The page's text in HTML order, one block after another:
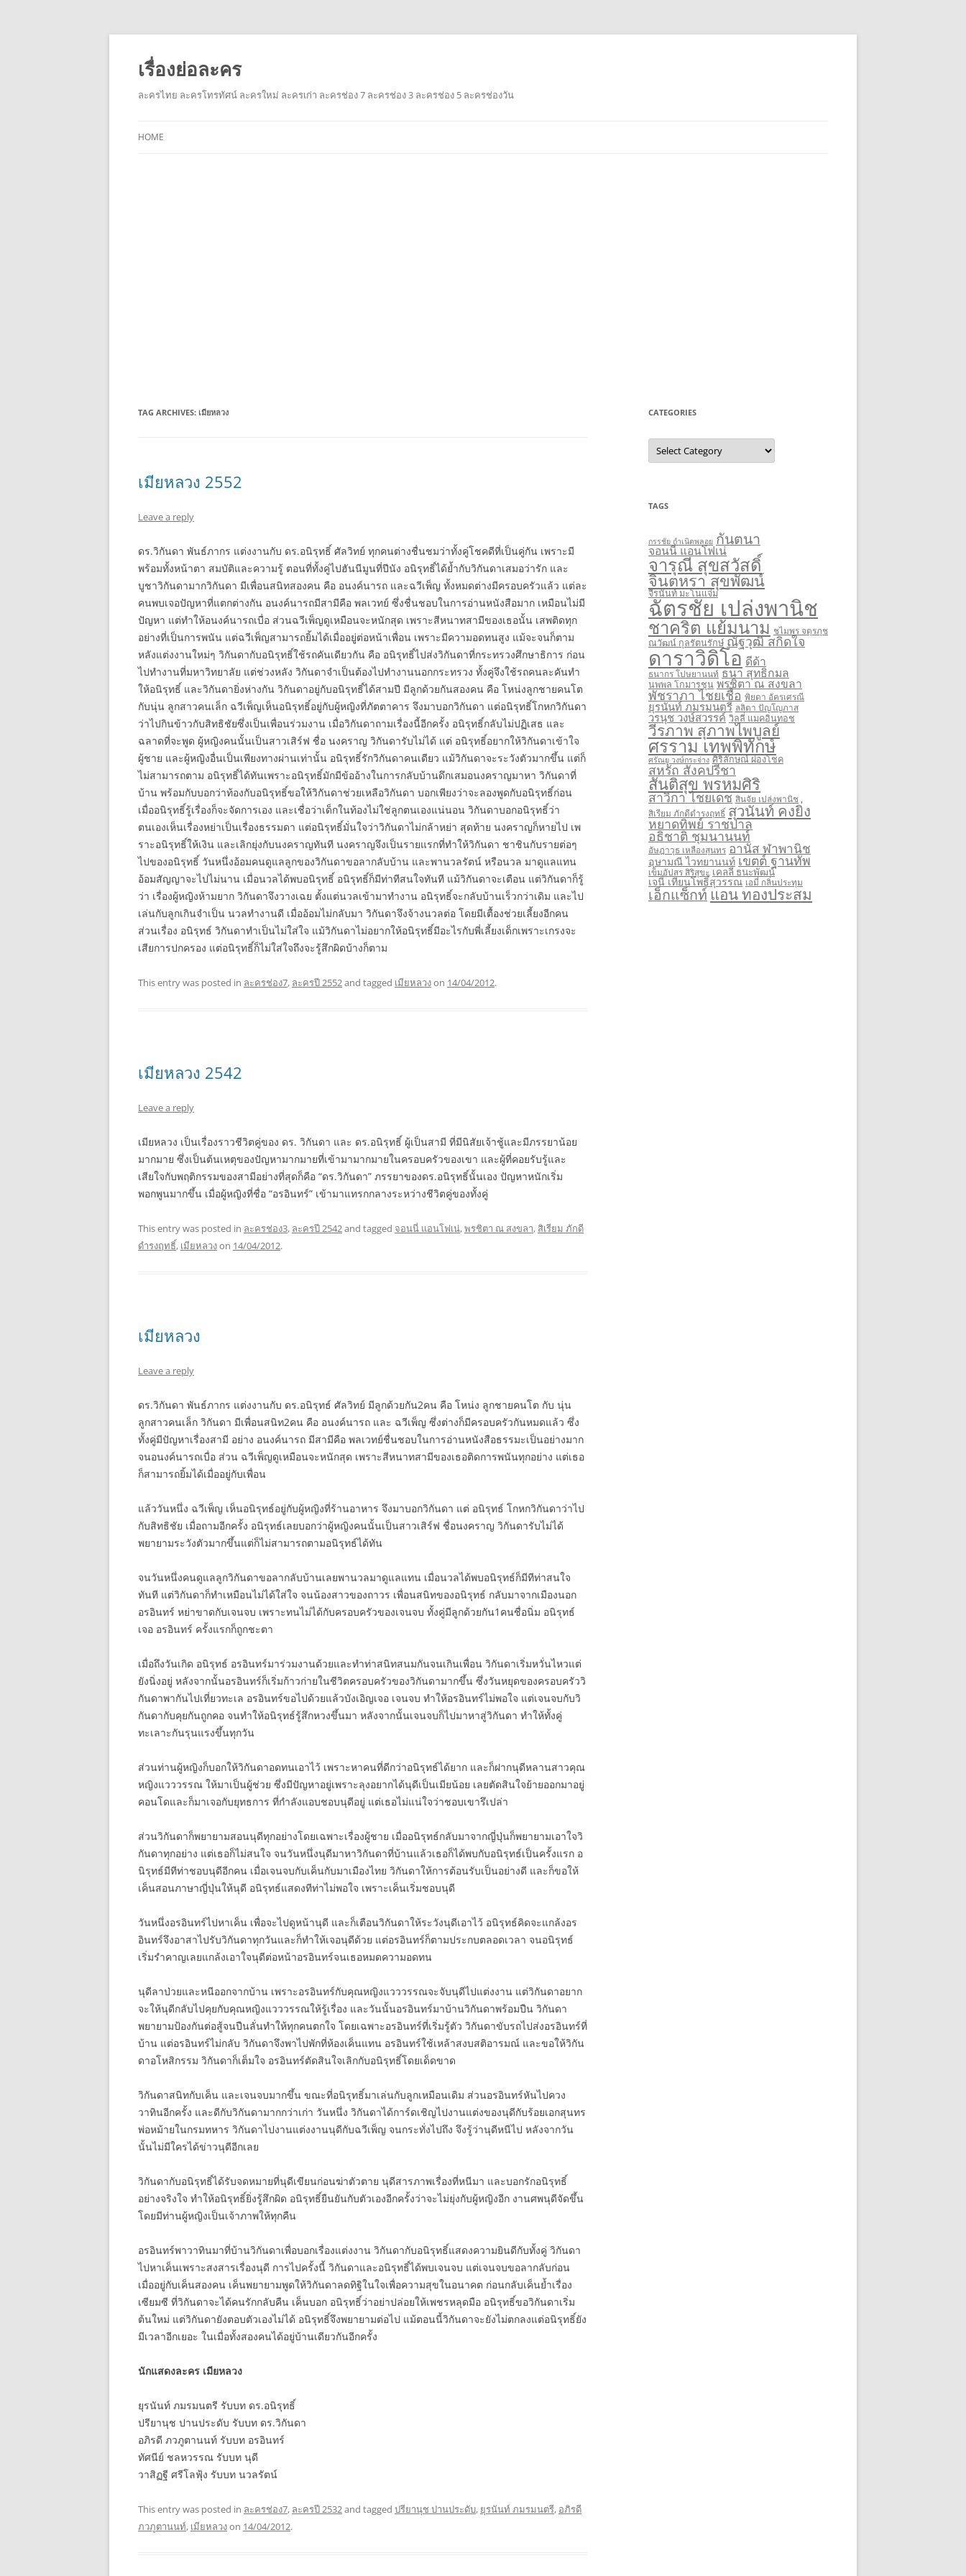
เรื่องย่อละคร
ละครไทย ละครโทรทัศน์ ละครใหม่ ละครเก่า ละครช่อง 7 ละครช่อง 3 ละครช่อง 5 ละครช่องวัน
HOME
TAG ARCHIVES: เมียหลวง
เมียหลวง 2552
Leave a reply
ดร.วิกันดา พันธ์ภากร แต่งงานกับ ดร.อนิรุทธิ์ ศัลวิทย์ ทุกคนต่างชื่นชมว่าทั้งคู่โชคดีที่เป็นคู่กัน เพราะมี
พร้อมทั้งหน้าตา สมบัติและความรู้ ตอนที่ทั้งคู่ไปฮันนีมูนที่ปีนัง อนิรุทธิ์ได้ย้ำกับวิกันดาเสมอว่ารัก และ
บูชาวิกันดามากวิกันดา มีเพื่อนสนิทสองคน คือ อนงค์นารถ และฉวีเพ็ญ ทั้งหมดต่างมีครอบครัวแล้ว แต่ละ
คนพบเจอปัญหาที่แตกต่างกัน อนงค์นารถมีสามีคือ พลเวทย์ ซึ่งชื่นชอบในการอ่านหนังสือมาก เหมือนไม่มี
ปัญหา แต่ทำให้อนงค์นารถเบื่อ ส่วนฉวีเพ็ญดูเหมือนจะหนักสุด เพราะสีหนาทสามีของเธอนั้น เสพติดทุก
อย่างที่เป็นการพนัน แต่ฉวีเพ็ญสามารถยิ้มได้เมื่ออยู่ต่อหน้าเพื่อน เพราะมีความอดทนสูง แม้จะจนก็ตาม
หลังแต่งงานใหม่ๆ วิกันดากับอนิรุทธิ์ใช้รถคันเดียวกัน คือ อนิรุทธิ์ไปส่งวิกันดาที่กระทรวงศึกษาธิการ ก่อน
ไปทำงานที่มหาวิทยาลัย แต่ช่วงหลัง วิกันดาจำเป็นต้องไปทำงานนอกกระทรวง ทั้งคู่จึงใช้รถคนละคันทำ
ให้อนิรุทธิ์ และวิกันดายิ่งห่างกัน วิกันดาอยู่กับอนิรุทธิ์ได้สามปี มีลูกด้วยกันสองคน คือ โหน่งลูกชายคนโต
กับนุ่น ลูกสาวคนเล็ก ฉวีเพ็ญเห็นอนิรุทธิ์อยู่กับผู้หญิงที่ภัตตาคาร จึงมาบอกวิกันดา แต่อนิรุทธิ์โกหกวิกันดา
ว่าไปกินข้าวกับสิทธิชัยซึ่งเป็นเพื่อนร่วมงาน เมื่อวิกันดาถามเรื่องนี้อีกครั้ง อนิรุทธิ์กลับไม่ปฏิเสธ และ
ฉลาดที่จะพูด ผู้หญิงคนนั้นเป็นสาวเสิร์ฟ ชื่อ นงคราญ วิกันดารับไม่ได้ แต่ อนิรุทธิ์อยากให้วิกันดาเข้าใจ
ผู้ชาย และผู้หญิงอื่นเป็นเพียงทางผ่านเท่านั้น อนิรุทธิ์รักวิกันดาคนเดียว แม้วิกันดาจะระวังตัวมากขึ้น แต่ก็
ไม่สามารถตาม อนิรุทธิ์ได้ทันเพราะอนิรุทธิ์มักมีข้ออ้างในการกลับบ้านดึกเสมอนงคราญมาหา วิกันดาที่
บ้าน พร้อมกับบอกว่าท้องกับอนิรุทธิ์ขอให้วิกันดาช่วยเหลือวิกันดา บอกเพียงว่าจะลองพูดกับอนิรุทธิ์ก่อน
เมื่ออนิรุทธิ์รู้เรื่องก็จะจัดการเอง และเชื่อว่าเด็กในท้องไม่ใช่ลูกตนเองแน่นอน วิกันดาบอกอนิรุทธิ์ว่า
ตนเองเห็นเรื่องหย่าเป็นเรื่องธรรมดา แต่อนิรุทธิ์มั่นใจว่าวิกันดาไม่กล้าหย่า สุดท้าย นงคราญก็หายไป เพ
ราะอนิรุทธิ์ให้เงิน และเลิกยุ่งกับนงคราญทันที นงคราญจึงเป็นรายแรกที่ทำให้วิกันดา ชาชินกับรายต่อๆ
ไปของอนิรุทธิ์ วันหนึ่งอ้อมคนดูแลลูกของวิกันดาขอลากลับบ้าน และพานวลรัตน์ หรือนวล มาดูแลแทน
อ้อมสัญญาจะไปไม่นาน เมื่อนวลได้พบอนิรุทธิ์ อนิรุทธิ์ก็มีท่าทีสนใจทันที แม้วิกันดาจะเตือน แต่วิกันดาก็รู้
ว่า เรื่องผู้หญิงห้ามยาก วิกันดาจึงวางเฉย ตั้งแต่นวลเข้ามาทำงาน อนิรุทธิ์จะกลับบ้านเร็วกว่าเดิม และไป
เล่นกับลูกเกินจำเป็น นวลทำงานดี เมื่ออ้อมไม่กลับมา วิกันดาจึงจ้างนวลต่อ โดยมีเตื้องช่วยเลี้ยงอีกคน
ส่วนเรื่อง อนิรุทธ์ วิกันดาทำเป็นไม่ใส่ใจ แม้วิกันดาไม่อยากให้อนิรุทธิ์มีอะไรกับพี่เลี้ยงเด็กเพราะเกรงจะ
เสียการปกครอง แต่อนิรุทธิ์ก็ไม่ใส่ใจถึงจะรู้สึกผิดบ้างก็ตาม
This entry was posted in ละครช่อง7, ละครปี 2552and tagged เมียหลวงon 14/04/2012.
เมียหลวง 2542
Leave a reply
เมียหลวง เป็นเรื่องราวชีวิตคู่ของ ดร. วิกันดา และ ดร.อนิรุทธิ์ ผู้เป็นสามี ที่มีนิสัยเจ้าชู้และมีภรรยาน้อย
มากมาย ซึ่งเป็นต้นเหตุของปัญหามากมายที่เข้ามามากมายในครอบครัวของเขา และผู้ที่คอยรับรู้และ
เสียใจกับพฤติกรรมของสามีอย่างที่สุดก็คือ “ดร.วิกันดา” ภรรยาของดร.อนิรุทธิ์นั้นเอง ปัญหาหนักเริ่ม
พอกพูนมากขึ้น เมื่อผู้หญิงที่ชื่อ “อรอินทร์” เข้ามาแทรกกลางระหว่างชีวิตคู่ของทั้งคู่
This entry was posted in ละครช่อง3, ละครปี 2542and tagged จอนนี่ แอนโฟเน่,พรชิตา ณ สงขลา, สิเรียม ภักดี
ดำรงฤทธิ์, เมียหลวงon 14/04/2012.
เมียหลวง
Leave a reply
ดร.วิกันดา พันธ์ภากร แต่งงานกับ ดร.อนิรุทธ์ ศัลวิทย์ มีลูกด้วยกัน2คน คือ โหน่ง ลูกชายคนโต กับ นุ่น
ลูกสาวคนเล็ก วิกันดา มีเพื่อนสนิท2คน คือ อนงค์นารถ และ ฉวีเพ็ญ ซึ่งต่างก็มีครอบครัวกันหมดแล้ว ซึ่ง
ทั้งคู่มีปัญหาเรื่องสามี อย่าง อนงค์นารถ มีสามีคือ พลเวทย์ชื่นชอบในการอ่านหนังสือธรรมะเป็นอย่างมาก
จนอนงค์นารถเบื่อ ส่วน ฉวีเพ็ญดูเหมือนจะหนักสุด เพราะสีหนาทสามีของเธอติดการพนันทุกอย่าง แต่เธอ
ก็สามารถยิ้มได้เมื่ออยู่กับเพื่อน
แล้ววันหนึ่ง ฉวีเพ็ญ เห็นอนิรุทธ์อยู่กับผู้หญิงที่ร้านอาหาร จึงมาบอกวิกันดา แต่ อนิรุทธ์ โกหกวิกันดาว่าไป
กับสิทธิชัย เมื่อถามอีกครั้ง อนิรุทธ์เลยบอกว่าผู้หญิงคนนั้นเป็นสาวเสิร์ฟ ชื่อนงคราญ วิกันดารับไม่ได้
พยายามระวังตัวมากขึ้นแต่ก็ไม่สามารถตามอนิรุทธ์ได้ทัน
จนวันหนึ่งคนดูแลลูกวิกันดาขอลากลับบ้านเลยพานวลมาดูแลแทน เมื่อนวลได้พบอนิรุทธ์ก็มีทีท่าสนใจ
ทันที แต่วิกันดาก็ทำเหมือนไม่ได้ใส่ใจ จนน้องสาวของถาวร เพื่อนสนิทของอนิรุทธ์ กลับมาจากเมืองนอก
อรอินทร์ หย่าขาดกับเจนจบ เพราะทนไม่ได้กับครอบครัวของเจนจบ ทั้งคู่มีลูกด้วยกัน1คนชื่อนิ่ม อนิรุทธ์
เจอ อรอินทร์ ครั้งแรกก็ถูกชะตา
เมื่อถึงวันเกิด อนิรุทธ์ อรอินทร์มาร่วมงานด้วยและทำท่าสนิทสนมกันจนเกินเพื่อน วิกันดาเริ่มหวั่นไหวแต่
ยังนิ่งอยู่ หลังจากนั้นอรอินทร์ก็เริ่มก้าวก่ายในชีวิตครอบครัวของวิกันดามากขึ้น ซึ่งวันหยุดของครอบครัววิ
กันดาพากันไปเที่ยวทะเล อรอินทร์ขอไปด้วยแล้วบังเอิญเจอ เจนจบ ทำให้อรอินทร์ไม่พอใจ แต่เจนจบกับวิ
กันดากับคุยกันถูกคอ จนทำให้อนิรุทธ์รู้สึกหวงขึ้นมา หลังจากนั้นเจนจบก็ไปมาหาสู่วิกันดา ทำให้ทั้งคู่
ทะเลาะกันรุนแรงขึ้นทุกวัน
ส่วนท่านผู้หญิงก็บอกให้วิกันดาอดทนเอาไว้ เพราะหาคนที่ดีกว่าอนิรุทธ์ได้ยาก และก็ฝากนุดีหลานสาวคุณ
หญิงแวววรรณ ให้มาเป็นผู้ช่วย ซึ่งมีปัญหาอยู่เพราะลุงอยากได้นุดีเป็นเมียน้อย เลยตัดสินใจย้ายออกมาอยู่
คอนโดและก็มาเจอกับยุทธการ ที่กำลังแอบชอบนุดีอยู่ แต่เธอไม่แน่ใจว่าชอบเขารึเปล่า
ส่วนวิกันดาก็พยายามสอนนุดีทุกอย่างโดยเฉพาะเรื่องผู้ชาย เมื่ออนิรุทธ์กลับมาจากญี่ปุ่นก็พยายามเอาใจวิ
กันดาทุกอย่าง แต่เธอก็ไม่สนใจ จนวันหนึ่งนุดีมาหาวิกันดาที่บ้านแล้วเธอก็ได้พบกับอนิรุทธ์เป็นครั้งแรก อ
นิรุทธ์มีทีท่าชอบนุดีอีกคน เมื่อเจนจบกับเค็นกับมาเมืองไทย วิกันดาให้การต้อนรับเป็นอย่างดี และก็ขอให้
เค็นสอนภาษาญี่ปุ่นให้นุดี อนิรุทธ์แสดงทีท่าไม่พอใจ เพราะเค็นเริ่มชอบนุดี
วันหนึ่งอรอินทร์ไปหาเค็น เพื่อจะไปดูหน้านุดี และก็เตือนวิกันดาให้ระวังนุดีเอาไว้ อนิรุทธ์คิดจะแกล้งอร
อินทร์จึงอาสาไปรับวิกันดาทุกวันและก็ทำให้เจอนุดีด้วย แต่อรอินทร์ก็ตามประกบตลอดเวลา จนอนิรุทธ์
เริ่มรำคาญเลยแกล้งเอาใจนุดีต่อหน้าอรอินทร์จนเธอหมดความอดทน
นุดีลาป่วยและหนีออกจากบ้าน เพราะอรอินทร์กับคุณหญิงแวววรรณจะจับนุดีไปแต่งงาน แต่วิกันดาอยาก
จะให้นุดีกลับไปคุยกับคุณหญิงแวววรรณให้รู้เรื่อง และวันนั้นอรอินทร์มาบ้านวิกันดาพร้อมปืน วิกันดา
พยายามป้องกันต่อสู้จนปืนลั่นทำให้ทุกคนตกใจ โดยเฉพาะอรอินทร์ที่เริ่มรู้ตัว วิกันดาขับรถไปส่งอรอินทร์ที่
บ้าน แต่อรอินทร์ไม่กลับ วิกันดาจึงพาไปพักที่ห้องเค็นแทน อรอินทร์ใช้เหล้าสงบสติอารมณ์ และขอให้วิกัน
ดาอโหสิกรรม วิกันดาก็เต็มใจ อรอินทร์ตัดสินใจเลิกกับอนิรุทธิ์โดยเด็ดขาด
วิกันดาสนิทกับเค็น และเจนจบมากขึ้น ขณะที่อนิรุทธิ์มาเล่นกับลูกเหมือนเดิม ส่วนอรอินทร์หันไปควง
วาทินอีกครั้ง และดีกับวิกันดามากกว่าเก่า วันหนึ่ง วิกันดาได้การ์ดเชิญไปงานแต่งของนุดีกับร้อยเอกสุนทร
พ่อหม้ายในกรมทหาร วิกันดาไปงานแต่งงานนุดีกับฉวีเพ็ญ จนกระทั่งไปถึง จึงรู้ว่านุดีหนีไป หลังจากวัน
นั้นไม่มีใครได้ข่าวนุดีอีกเลย
วิกันดากับอนิรุทธิ์ได้รับจดหมายที่นุดีเขียนก่อนฆ่าตัวตาย นุดีสารภาพเรื่องที่หนีมา และบอกรักอนิรุทธิ์
อย่างจริงใจ ทำให้อนิรุทธิ์ยิ่งรู้สึกผิด อนิรุทธิ์ยืนยันกับตัวเองอีกครั้งว่าจะไม่ยุ่งกับผู้หญิงอีก งานศพนุดีจัดขึ้น
โดยมีท่านผู้หญิงเป็นเจ้าภาพให้ทุกคืน
อรอินทร์พาวาทินมาที่บ้านวิกันดาเพื่อบอกเรื่องแต่งงาน วิกันดากับอนิรุทธิ์แสดงความยินดีกับทั้งคู่ วิกันดา
ไปหาเค็นเพราะสงสารเรื่องนุดี การไปครั้งนี้ วิกันดาและอนิรุทธิ์ได้พบเจนจบ แต่เจนจบขอลากลับก่อน
เมื่ออยู่กับเค็นสองคน เค็นพยายามพูดให้วิกันดาลดทิฐิในใจเพื่อความสุขในอนาคต ก่อนกลับเค็นย้ำเรื่อง
เซียมซี ที่วิกันดาจะได้คนรักกลับคืน เค็นบอก อนิรุทธิ์ว่าอย่าปล่อยให้เพชรหลุดมือ อนิรุทธิ์ขอวิกันดาเริ่ม
ต้นใหม่ แต่วิกันดายังตอบตัวเองไม่ได้ อนิรุทธิ์จึงพยายามต่อไป แม้ตอนนี้วิกันดาจะยังไม่ตกลงแต่อนิรุทธิ์ยัง
มีเวลาอีกเยอะ ในเมื่อทั้งสองคนได้อยู่บ้านเดียวกันอีกครั้ง
นักแสดงละคร เมียหลวง
ยุรนันท์ ภมรมนตรี รับบท ดร.อนิรุทธิ์
ปรียานุช ปานประดับ รับบท ดร.วิกันดา
อภิรดี ภวภูตานนท์ รับบท อรอินทร์
ทัศนีย์ ชลหวรรณ รับบท นุดี
วาสิฏฐี ศรีโลฟุ้ง รับบท นวลรัตน์
This entry was posted in ละครช่อง7, ละครปี 2532and tagged ปรียานุช ปานประดับ, ยุรนันท์ ภมรมนตรี, อภิรดี
ภวภูตานนท์, เมียหลวงon 14/04/2012.
CATEGORIES
Categories
TAGS
กรรชัย กำเนิดพลอย กันตนา
จอนนี่ แอนโฟเน่
จารุณี สุขสวัสดิ์
จินตหรา สุขพัฒน์
จีรนันท์ มะโนแจ่ม
ฉัตรชัย เปล่งพานิช
ชาคริต แย้มนาม ชไมพร จตุรภุช
ณวัฒน์ กุลรัตนรักษ์ ณัฐวุฒิ สกิดใจ
ดาราวิดิโอ ดีด้า
ธนากร โปษยานนท์ ธนา สุทธิกมล
นพพล โกมารชุน พรชิตา ณ สงขลา
พัชราภา ไชยเชื้อ พิยดา อัครเศรณี
ยุรนันท์ ภมรมนตรี ลลิตา ปัญโญภาส
วรนุช วงษ์สวรรค์ วิลลี่ แมคอินทอช
วีรภาพ สุภาพไพบูลย์
ศรราม เทพพิทักษ์
ศรัณยู วงษ์กระจ่าง ศิริลักษณ์ ผ่องโชค
สหรัถ สังคปรีชา
สันติสุข พรหมศิริ
สาวิกา ไชยเดช สินจัย เปล่งพานิช
สิเรียม ภักดีดำรงฤทธิ์ สุวนันท์ คงยิ่ง
หยาดทิพย์ ราชปาล
อธิชาติ ชุมนานนท์
อัษฎาวุธ เหลืองสุนทร อานัส ฬาพานิช
อุษามณี ไวทยานนท์ เขตต์ ฐานทัพ
เข็มอัปสร สิริสุขะ เคลลี่ ธนะพัฒน์
เจนี่ เทียนโพธิ์สุวรรณ เอมี่ กลิ่นประทุม
เอ็กแซ็กท์ แอน ทองประสม